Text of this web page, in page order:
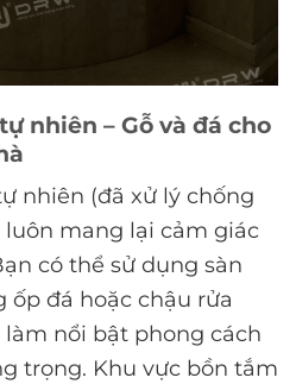
nhiên – Gỗ và đá cho
nhiên (đã xử lý chống
luôn mang lại cảm giác
có thể sử dụng sàn
ốp đá hoặc chậu rửa
nổi bật phong cách
trọng. Khu vực bồn tắm